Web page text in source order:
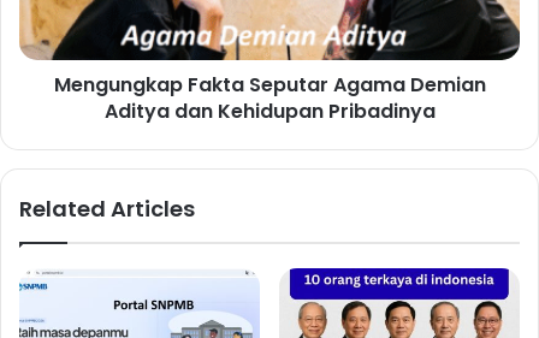
Mengungkap Fakta Seputar Agama Demian
Aditya dan Kehidupan Pribadinya
Related Articles